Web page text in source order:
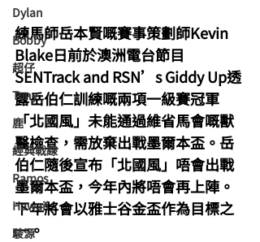
Dylan
Bobby
超仔
Tony
鹿
經典戰線
Ramos
Hawaii
駿源
練馬師岳本賢嘅賽事策劃師Kevin
Blake日前於澳洲電台節目
SENTrack and RSN’s Giddy Up透
露岳伯仁訓練嘅兩項一級賽冠軍
「北國風」未能通過維省馬會嘅獸
醫檢查，需放棄出戰墨爾本盃。岳
伯仁隨後宣布「北國風」唔會出戰
墨爾本盃，今年內將唔會再上陣。
下年將會以雅士谷金盃作為目標之
一。